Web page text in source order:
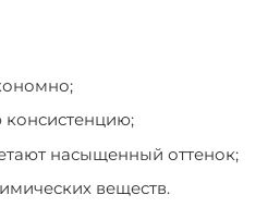
консистенцию;
насыщенный оттенок;
веществ.